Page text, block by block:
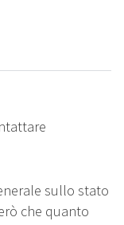
sullo stato
che quanto